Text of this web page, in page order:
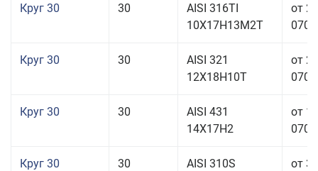
Круг 30 30
AISI 316TI
10Х17Н13М2Т
от
Круг 30 30
AISI 321
12Х18Н10Т
от
Круг 30 30
AISI 431
14Х17Н2
от
Круг 30 30
AISI 310S
от